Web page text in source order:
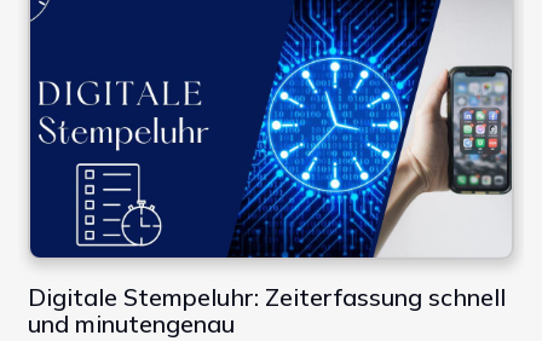
Digitale Stempeluhr: Zeiterfassung schnell
und minutengenau